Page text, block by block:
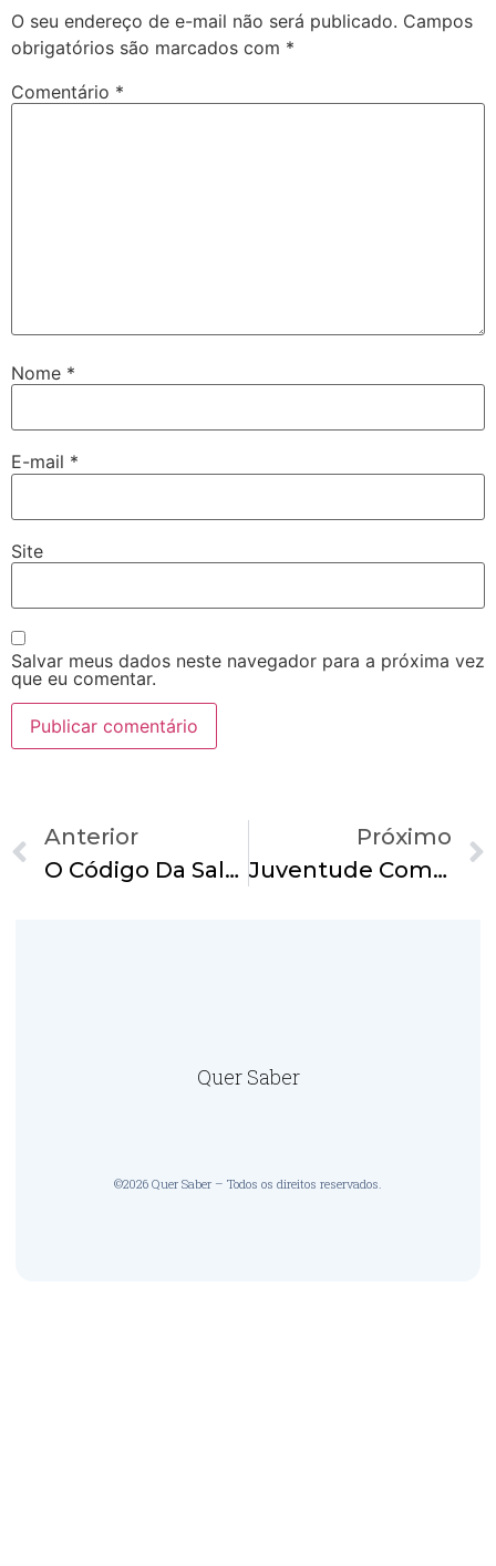
O seu endereço de e-mail não será publicado. Campos
obrigatórios são marcados com *
Comentário *
Nome *
E-mail *
Site
Salvar meus dados neste navegador para a próxima vez
que eu comentar.
Anterior
O Código Da Salvação
Próximo
Juventude Com Responsabilidade
Quer Saber
©2026 Quer Saber – Todos os direitos reservados.